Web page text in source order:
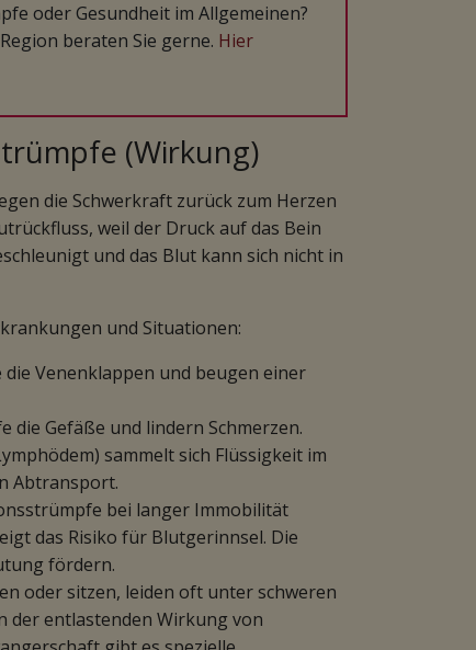
oder Gesundheit im Allgemeinen?
beraten Sie gerne. Hier
(Wirkung)
die Schwerkraft zurück zum Herzen
weil der Druck auf das Bein
und das Blut kann sich nicht in
und Situationen:
Venenklappen und beugen einer
die Gefäße und lindern Schmerzen.
sammelt sich Flüssigkeit im
Abtransport.
bei langer Immobilität
das Risiko für Blutgerinnsel. Die
fördern.
oder sitzen, leiden oft unter schweren
der entlastenden Wirkung von